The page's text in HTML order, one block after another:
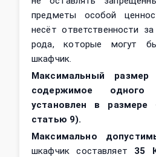
предметы особой
несёт ответственности
рода, которые могут
шкафчик.
Максимальный
содержимое
установлен в
статью 9).
Максимально
шкафчик составляет 35